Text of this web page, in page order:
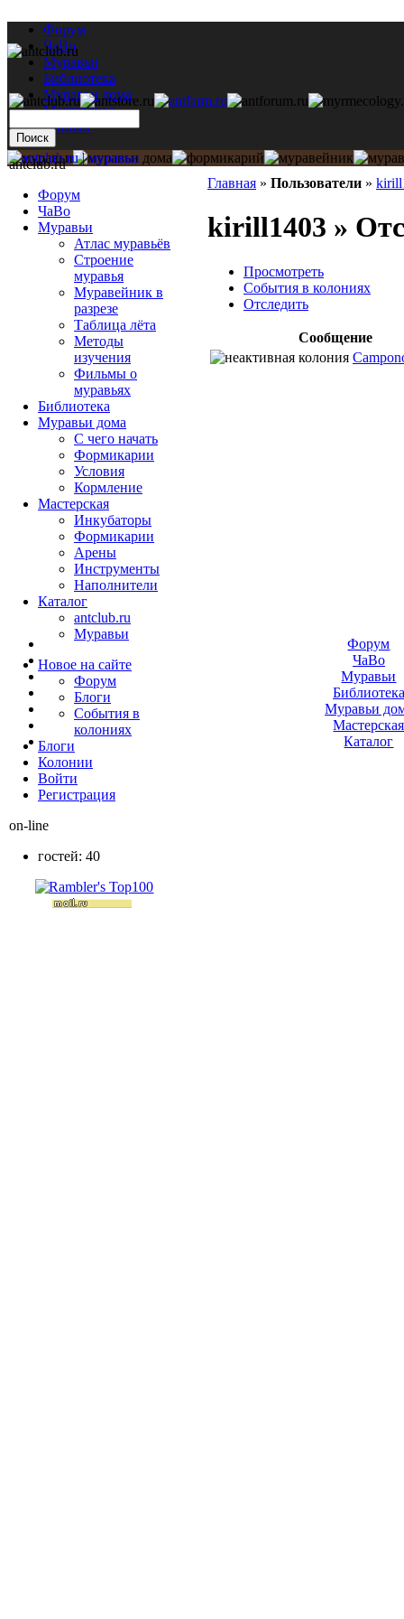
Форум
ЧаВо
Муравьи
Библиотека
Муравьи дома
Мастерская
Каталог
Главная » Пользователи »
kirill1403 »
Просмотреть
События в колониях
Отследить
Сообщение
antclub.ru
Форум
ЧаВо
Муравьи
Атлас муравьёв
Строение
муравья
Муравейник в
разрезе
Таблица лёта
Методы
изучения
Фильмы о
муравьях
Библиотека
Муравьи дома
С чего начать
Формикарии
Условия
Кормление
Мастерская
Инкубаторы
Формикарии
Арены
Инструменты
Наполнители
Каталог
antclub.ru
Муравьи
Новое на сайте
Форум
Блоги
События в
колониях
Блоги
Колонии
Войти
Peгиcтpaция
on-line
гостей: 40
Форум
ЧаВо
Муравьи
Библиотека
Муравьи
Мастерская
Каталог